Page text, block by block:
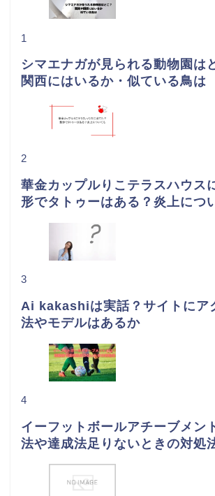
1
シマエナガが見られる動物園は
関西にはいるか・似ている鳥は
2
華金カップルりこテラスハウス
形でタトゥーはある？炎上につ
3
Ai kakashiは実話？サイトにア
法やモデルはあるか
4
イーフットボールアチーブメン
法や達成法足りないときの対処